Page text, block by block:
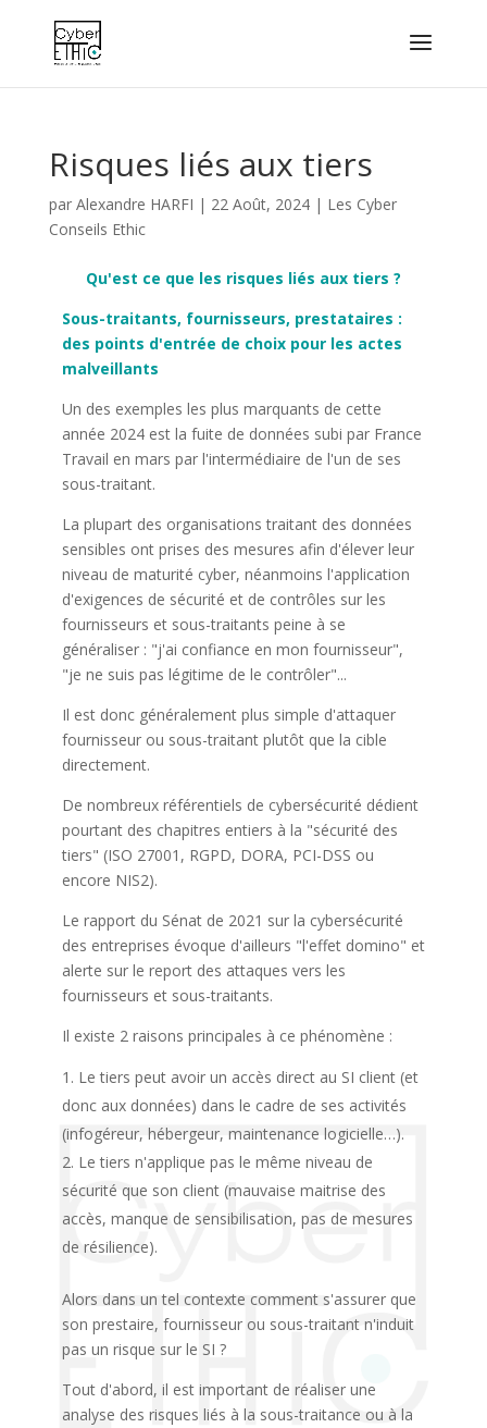
Risques liés aux tiers
par Alexandre HARFI | 22 Août, 2024| Les Cyber
Conseils Ethic
Qu'est ce que les risques liés aux tiers ?
Sous-traitants, fournisseurs, prestataires :
des points d'entrée de choix pour les actes
malveillants
Un des exemples les plus marquants de cette
année 2024 est la fuite de données subi par France
Travail en mars par l'intermédiaire de l'un de ses
sous-traitant.
La plupart des organisations traitant des données
sensibles ont prises des mesures afin d'élever leur
niveau de maturité cyber, néanmoins l'application
d'exigences de sécurité et de contrôles sur les
fournisseurs et sous-traitants peine à se
généraliser : "j'ai confiance en mon fournisseur",
"je ne suis pas légitime de le contrôler"...
Il est donc généralement plus simple d'attaquer
fournisseur ou sous-traitant plutôt que la cible
directement.
De nombreux référentiels de cybersécurité dédient
pourtant des chapitres entiers à la "sécurité des
tiers" (ISO 27001, RGPD, DORA, PCI-DSS ou
encore NIS2).
Le rapport du Sénat de 2021 sur la cybersécurité
des entreprises évoque d'ailleurs "l'effet domino" et
alerte sur le report des attaques vers les
fournisseurs et sous-traitants.
Il existe 2 raisons principales à ce phénomène :
Le tiers peut avoir un accès direct au SI client (et
donc aux données) dans le cadre de ses activités
(infogéreur, hébergeur, maintenance logicielle…).
Le tiers n'applique pas le même niveau de
sécurité que son client (mauvaise maitrise des
accès, manque de sensibilisation, pas de mesures
de résilience).
Alors dans un tel contexte comment s'assurer que
son prestaire, fournisseur ou sous-traitant n'induit
pas un risque sur le SI ?
Tout d'abord, il est important de réaliser une
analyse des risques liés à la sous-traitance ou à la